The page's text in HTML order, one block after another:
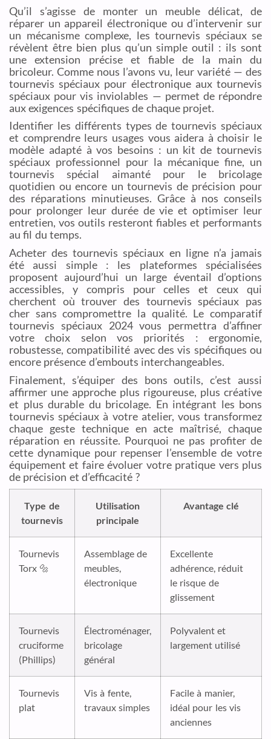
Qu’il s’agisse de monter un meuble délicat, de
réparer un appareil électronique ou d’intervenir sur
un mécanisme complexe, les tournevis spéciaux se
révèlent être bien plus qu’un simple outil : ils sont
une extension précise et fiable de la main du
bricoleur. Comme nous l’avons vu, leur variété — des
tournevis spéciaux pour électronique aux tournevis
spéciaux pour vis inviolables — permet de répondre
aux exigences spécifiques de chaque projet.
Identifier les différents types de tournevis spéciaux
et comprendre leurs usages vous aidera à choisir le
modèle adapté à vos besoins : un kit de tournevis
spéciaux professionnel pour la mécanique fine, un
tournevis spécial aimanté pour le bricolage
quotidien ou encore un tournevis de précision pour
des réparations minutieuses. Grâce à nos conseils
pour prolonger leur durée de vie et optimiser leur
entretien, vos outils resteront fiables et performants
au fil du temps.
Acheter des tournevis spéciaux en ligne n’a jamais
été aussi simple : les plateformes spécialisées
proposent aujourd’hui un large éventail d’options
accessibles, y compris pour celles et ceux qui
cherchent où trouver des tournevis spéciaux pas
cher sans compromettre la qualité. Le comparatif
tournevis spéciaux 2024 vous permettra d’affiner
votre choix selon vos priorités : ergonomie,
robustesse, compatibilité avec des vis spécifiques ou
encore présence d’embouts interchangeables.
Finalement, s’équiper des bons outils, c’est aussi
affirmer une approche plus rigoureuse, plus créative
et plus durable du bricolage. En intégrant les bons
tournevis spéciaux à votre atelier, vous transformez
chaque geste technique en acte maîtrisé, chaque
réparation en réussite. Pourquoi ne pas profiter de
cette dynamique pour repenser l’ensemble de votre
équipement et faire évoluer votre pratique vers plus
de précision et d’efficacité ?
Type de
tournevis
Utilisation
principale
Avantage clé
Tournevis
Torx 🔩
Assemblage de
meubles,
électronique
Excellente
adhérence, réduit
le risque de
glissement
Tournevis
cruciforme
(Phillips)
Électroménager,
bricolage
général
Polyvalent et
largement utilisé
Tournevis
plat
Vis à fente,
travaux simples
Facile à manier,
idéal pour les vis
anciennes